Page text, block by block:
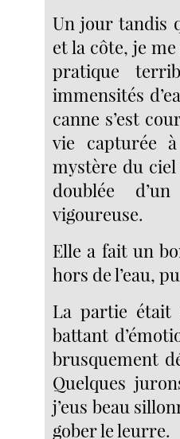
Un jour tandis
et la côte, je
pratique
immensités
canne s’est
vie capturée
mystère du
doublée
vigoureuse.
Elle a fait un
hors de l’eau,
La partie était
battant
brusquement
Quelques
j’eus beau
gober le leurre.